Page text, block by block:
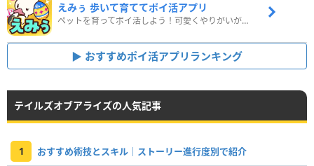
えみぅ 歩いて育ててポイ活アプリ
ペットを育ってポイ活しよう！可愛くやりがいがある新感覚アプリ
おすすめポイ活アプリランキング
テイルズオブアライズの人気記事
1 おすすめ術技とスキル｜ストーリー進行度別で紹介